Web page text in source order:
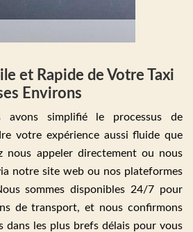
et Rapide de Votre Taxi
Environs
simplifié le processus de
votre expérience aussi fluide que
nous appeler directement ou nous
notre site web ou nos plateformes
sommes disponibles 24/7 pour
de transport, et nous confirmons
dans les plus brefs délais pour vous